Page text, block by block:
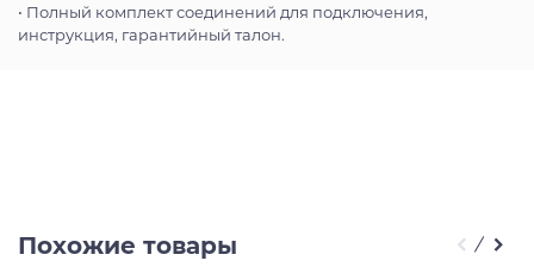
• Полный комплект соединений для подключения,
инструкция, гарантийный талон.
Похожие товары